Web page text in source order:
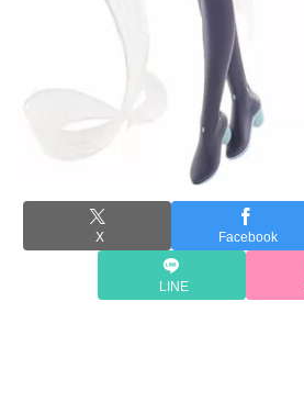
X Facebook
LINE